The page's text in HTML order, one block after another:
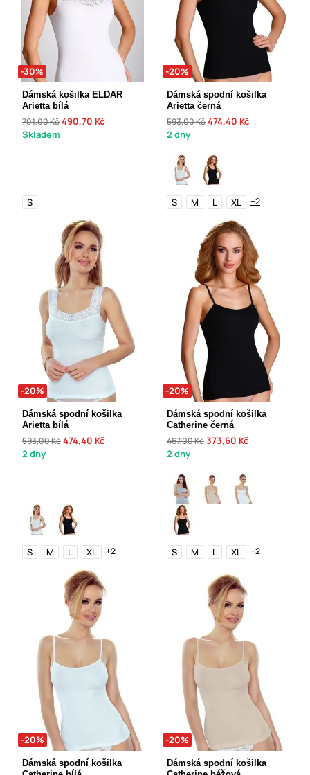
-30%
Dámská košilka ELDAR
Arietta bílá
701,00 Kč490,70 Kč
Skladem
S
-20%
Dámská spodní košilka
Arietta černá
593,00 Kč474,40 Kč
2 dny
S M L XL +2
-20%
Dámská spodní košilka
Arietta bílá
593,00 Kč474,40 Kč
2 dny
S M L XL +2
-20%
Dámská spodní košilka
Catherine černá
467,00 Kč373,60 Kč
2 dny
S M L XL +2
-20%
Dámská spodní košilka
-20%
Dámská spodní košilka